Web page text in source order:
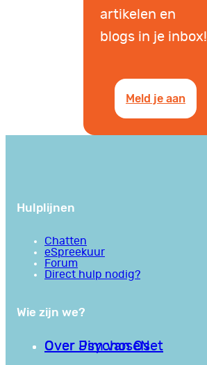
artikelen en
blogs in je inbox!
Meld je aan
Hulplijnen
Chatten
eSpreekuur
Forum
Direct hulp nodig?
Wie zijn we?
Over PsychoseNet
Over Jim van Os